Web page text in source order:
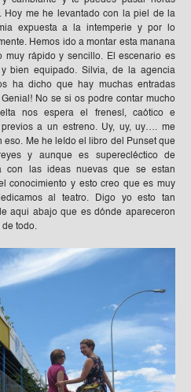
Hoy me he levantado con la piel de la
expuesta a la intemperie y por lo
Hemos ido a montar esta manana
muy rápido y sencillo. El escenario es
bien equipado. Silvia, de la agencia
ha dicho que hay muchas entradas
No se si os podre contar mucho
nos espera el frenesí, caótico e
a un estreno. Uy, uy, uy…. me
eso. Me he leído el libro del Punset que
y aunque es superecléctico de
con las ideas nuevas que se estan
conocimiento y esto creo que es muy
al teatro. Digo yo esto tan
aqui abajo que es dónde apareceron
de todo.